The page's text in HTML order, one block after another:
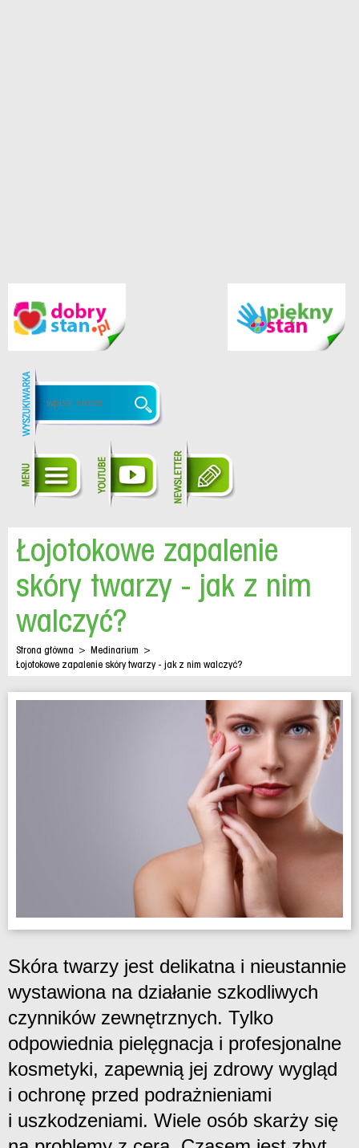
Łojotokowe zapalenie
skóry twarzy - jak z nim
walczyć?
Strona główna > Medinarium >
Łojotokowe zapalenie skóry twarzy - jak z nim walczyć?
Skóra twarzy jest delikatna i nieustannie
wystawiona na działanie szkodliwych
czynników zewnętrznych. Tylko
odpowiednia pielęgnacja i profesjonalne
kosmetyki, zapewnią jej zdrowy wygląd
i ochronę przed podrażnieniami
i uszkodzeniami. Wiele osób skarży się